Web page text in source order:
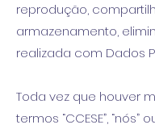
reprodução,
armazenamento,
realizada com Dados
Toda vez que houver
termos “CCESE”, “nós”